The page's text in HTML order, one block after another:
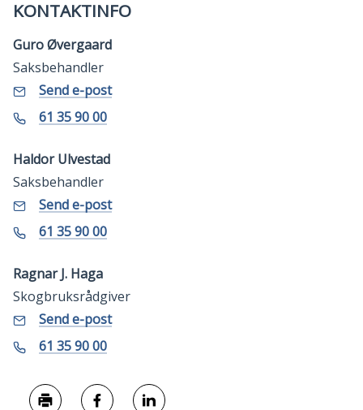
KONTAKTINFO
Guro Øvergaard
Saksbehandler
E-
post
Send e-posttil
Guro
Telefon
61 35 90 00
Haldor Ulvestad
Saksbehandler
E-
post
Send e-posttil
Haldor
Telefon
61 35 90 00
Ragnar J. Haga
Skogbruksrådgiver
E-
post
Send e-posttil
Ragnar
Telefon
61 35 90 00